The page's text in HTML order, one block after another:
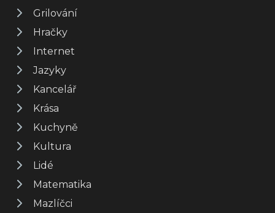
Grilování
Hračky
Internet
Jazyky
Kancelář
Krása
Kuchyně
Kultura
Lidé
Matematika
Mazlíčci